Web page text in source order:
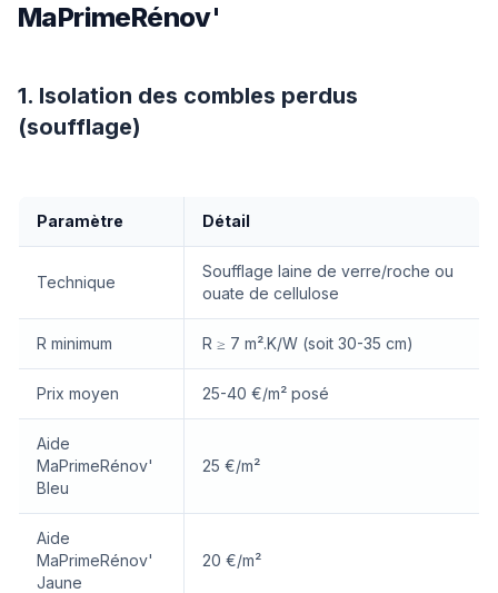
MaPrimeRénov'
1. Isolation des combles perdus
(soufflage)
Paramètre Détail
Technique
Soufflage laine de verre/roche ou
ouate de cellulose
R minimum R ≥ 7 m².K/W (soit 30-35 cm)
Prix moyen 25-40 €/m² posé
Aide
MaPrimeRénov'
Bleu
25 €/m²
Aide
MaPrimeRénov'
Jaune
20 €/m²